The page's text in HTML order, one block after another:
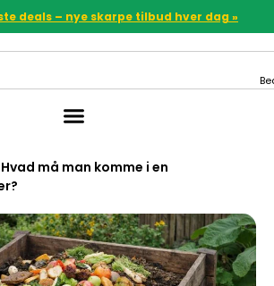
deals – nye skarpe tilbud hver dag »
Hvad må man komme i en